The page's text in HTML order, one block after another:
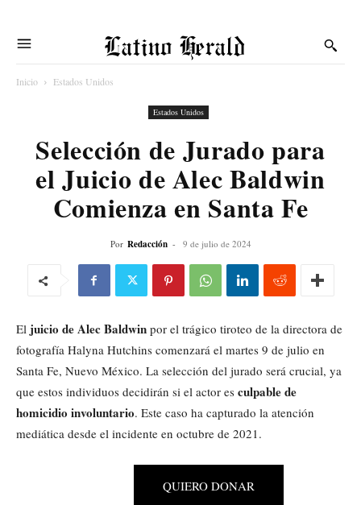
Latino Herald
Inicio Estados Unidos
Estados Unidos
Selección de Jurado para
el Juicio de Alec Baldwin
Comienza en Santa Fe
Por Redacción - 9 de julio de 2024
El juicio de Alec Baldwin por el trágico tiroteo de la directora de
fotografía Halyna Hutchins comenzará el martes 9 de julio en
Santa Fe, Nuevo México. La selección del jurado será crucial, ya
que estos individuos decidirán si el actor es culpable de
homicidio involuntario. Este caso ha capturado la atención
mediática desde el incidente en octubre de 2021.
QUIERO DONAR